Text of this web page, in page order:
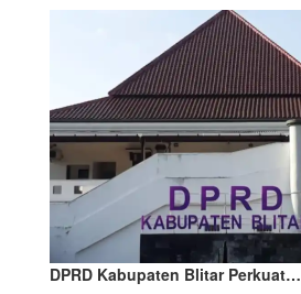
DPRD Kabupaten Blitar Perkuat…